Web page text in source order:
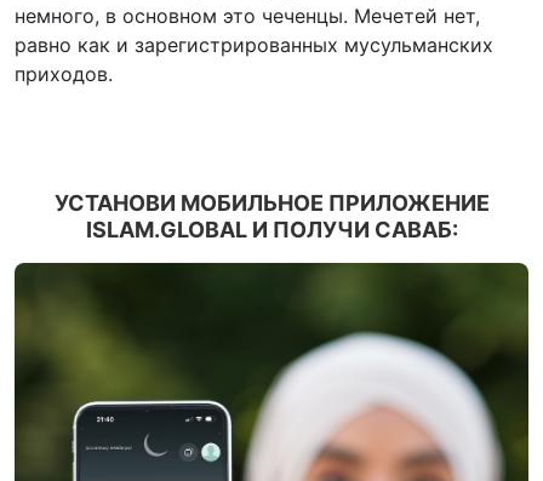
немного, в основном это чеченцы. Мечетей нет,
равно как и зарегистрированных мусульманских
приходов.
УСТАНОВИ МОБИЛЬНОЕ ПРИЛОЖЕНИЕ
ISLAM.GLOBAL И ПОЛУЧИ САВАБ: